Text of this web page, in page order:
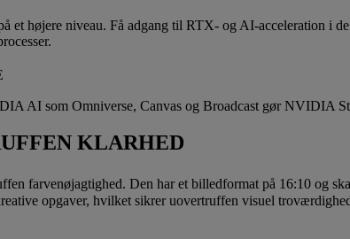
et højere niveau. Få adgang til RTX- og AI-acceleration i
AI som Omniverse, Canvas og Broadcast gør NVIDIA
KLARHED
farvenøjagtighed. Den har et billedformat på 16:10 og
opgaver, hvilket sikrer uovertruffen visuel